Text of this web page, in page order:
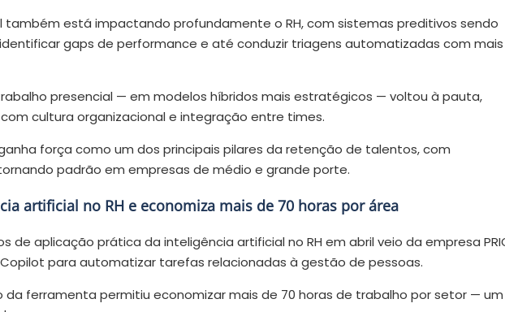
também está impactando profundamente o RH, com sistemas preditivos sendo
gaps de performance e até conduzir triagens automatizadas com mais
presencial — em modelos híbridos mais estratégicos — voltou à pauta,
cultura organizacional e integração entre times.
força como um dos principais pilares da retenção de talentos, com
padrão em empresas de médio e grande porte.
artificial no RH e economiza mais de 70 horas por área
de aplicação prática da inteligência artificial no RH em abril veio da empresa
para automatizar tarefas relacionadas à gestão de pessoas.
da ferramenta permitiu economizar mais de 70 horas de trabalho por setor — um